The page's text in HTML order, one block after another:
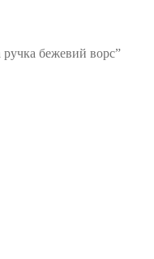
бежевий ворс”